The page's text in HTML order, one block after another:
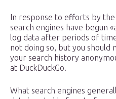
In response to efforts by
search engines have begun
log data after periods of
not doing so, but you should
your search history
at DuckDuckGo.
What search engines